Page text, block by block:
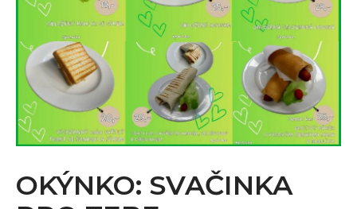
OKÝNKO: SVAČINKA